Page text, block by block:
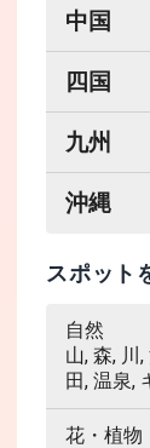
中国
四国
九州
沖縄
スポット
自然
山, 森, 川
田, 温泉,
花・植物